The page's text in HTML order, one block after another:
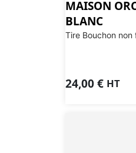
MAISON
BLANC
Tire Bouchon non
24,00€ HT